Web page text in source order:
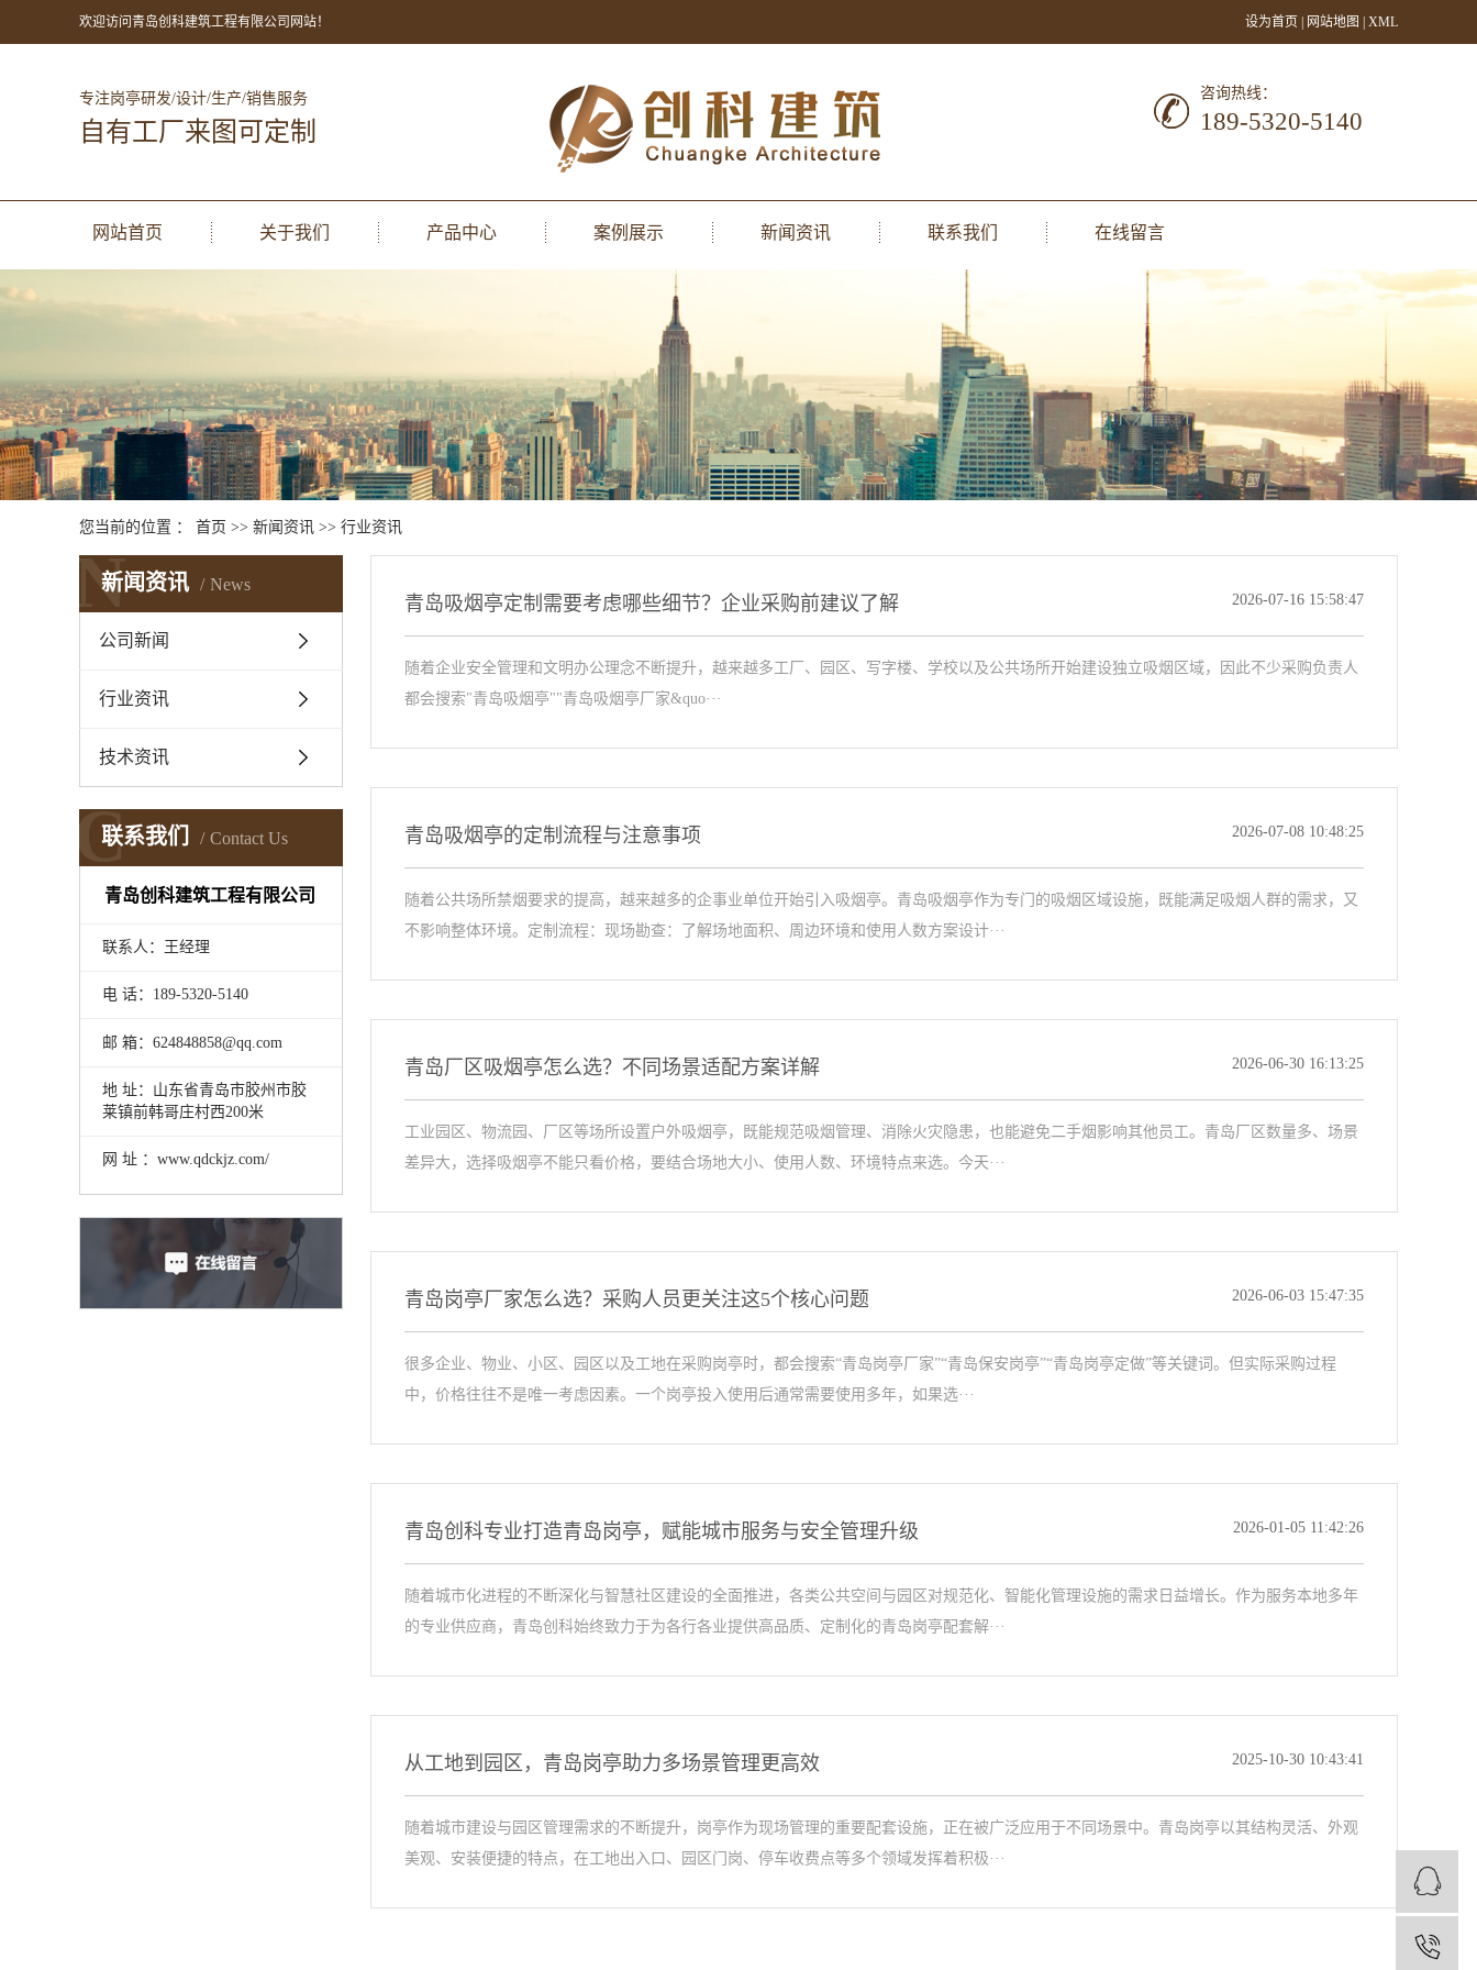
欢迎访问青岛创科建筑工程有限公司网站！ 设为首页 网站地图 XML
专注岗亭研发/设计/生产/销售服务
自有工厂来图可定制
咨询热线：
189-5320-5140
网站首页 关于我们 产品中心 案例展示 新闻资讯 联系我们 在线留言
您当前的位置 ： 首页 >> 新闻资讯 >> 行业资讯
新闻资讯 News
N
公司新闻
行业资讯
技术资讯
联系我们 Contact Us
C
青岛创科建筑工程有限公司
联系人：王经理
电 话：189-5320-5140
邮 箱：624848858@qq.com
地 址：山东省青岛市胶州市胶
莱镇前韩哥庄村西200米
网 址 ：www.qdckjz.com/
青岛吸烟亭定制需要考虑哪些细节？企业采购前建议了解 2026-07-16 15:58:47
随着企业安全管理和文明办公理念不断提升，越来越多工厂、园区、写字楼、学校以及公共场所开始建设独立吸烟区域，因此不少采购负责人
都会搜索"青岛吸烟亭""青岛吸烟亭厂家&quo···
青岛吸烟亭的定制流程与注意事项 2026-07-08 10:48:25
随着公共场所禁烟要求的提高，越来越多的企事业单位开始引入吸烟亭。青岛吸烟亭作为专门的吸烟区域设施，既能满足吸烟人群的需求，又
不影响整体环境。定制流程：现场勘查：了解场地面积、周边环境和使用人数方案设计···
青岛厂区吸烟亭怎么选？不同场景适配方案详解 2026-06-30 16:13:25
工业园区、物流园、厂区等场所设置户外吸烟亭，既能规范吸烟管理、消除火灾隐患，也能避免二手烟影响其他员工。青岛厂区数量多、场景
差异大，选择吸烟亭不能只看价格，要结合场地大小、使用人数、环境特点来选。今天···
青岛岗亭厂家怎么选？采购人员更关注这5个核心问题 2026-06-03 15:47:35
很多企业、物业、小区、园区以及工地在采购岗亭时，都会搜索“青岛岗亭厂家”“青岛保安岗亭”“青岛岗亭定做”等关键词。但实际采购过程
中，价格往往不是唯一考虑因素。一个岗亭投入使用后通常需要使用多年，如果选···
青岛创科专业打造青岛岗亭，赋能城市服务与安全管理升级 2026-01-05 11:42:26
随着城市化进程的不断深化与智慧社区建设的全面推进，各类公共空间与园区对规范化、智能化管理设施的需求日益增长。作为服务本地多年
的专业供应商，青岛创科始终致力于为各行各业提供高品质、定制化的青岛岗亭配套解···
从工地到园区，青岛岗亭助力多场景管理更高效 2025-10-30 10:43:41
随着城市建设与园区管理需求的不断提升，岗亭作为现场管理的重要配套设施，正在被广泛应用于不同场景中。青岛岗亭以其结构灵活、外观
美观、安装便捷的特点，在工地出入口、园区门岗、停车收费点等多个领域发挥着积极···